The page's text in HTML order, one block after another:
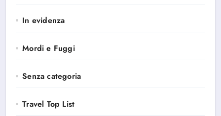
In evidenza
Mordi e Fuggi
Senza categoria
Travel Top List